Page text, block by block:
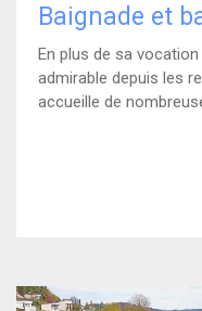
Baignade et
En plus de sa
admirable depuis les
accueille de
)